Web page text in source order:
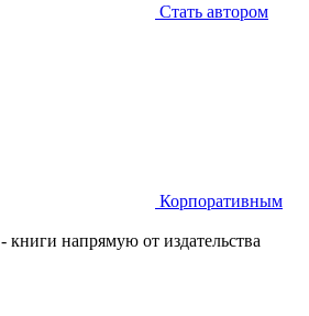
Стать автором
Корпоративным
- книги напрямую от издательства